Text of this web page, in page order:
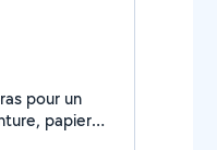
papier